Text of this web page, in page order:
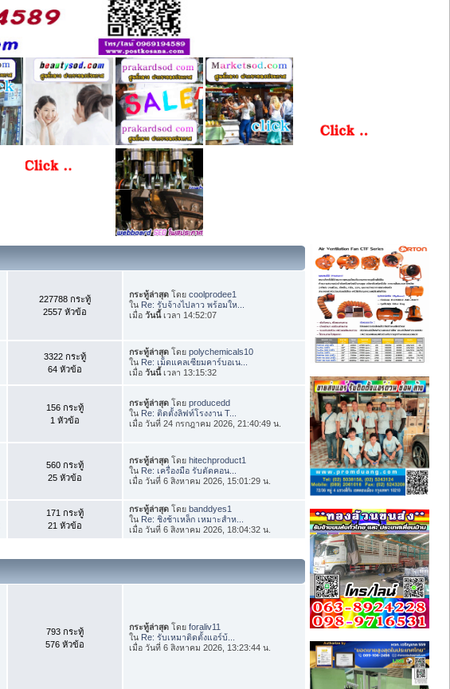
227788 กระทู้
2557 หัวข้อ
กระทู้ล่าสุด โดยcoolprodee1
ใน Re: รับจ้างไปลาว พร้อมให...
เมื่อวันนี้เวลา 14:52:07
3322 กระทู้
64 หัวข้อ
กระทู้ล่าสุด โดยpolychemicals10
ใน Re: เม็ดแคลเซียมคาร์บอเน...
เมื่อวันนี้เวลา 13:15:32
156 กระทู้
1 หัวข้อ
กระทู้ล่าสุด โดยproducedd
ใน Re: ติดตั้งลิฟท์โรงงาน T...
เมื่อ วันที่ 24 กรกฎาคม 2026, 21:40:49 น.
560 กระทู้
25 หัวข้อ
กระทู้ล่าสุด โดยhitechproduct1
ใน Re: เครื่องมือ รับตัดคอน...
เมื่อ วันที่ 6 สิงหาคม 2026, 15:01:29 น.
171 กระทู้
21 หัวข้อ
กระทู้ล่าสุด โดยbanddyes1
ใน Re: ชิงช้าเหล็ก เหมาะสำห...
เมื่อ วันที่ 6 สิงหาคม 2026, 18:04:32 น.
793 กระทู้
576 หัวข้อ
กระทู้ล่าสุด โดยforaliv11
ใน Re: รับเหมาติดตั้งแอร์บ้...
เมื่อ วันที่ 6 สิงหาคม 2026, 13:23:44 น.